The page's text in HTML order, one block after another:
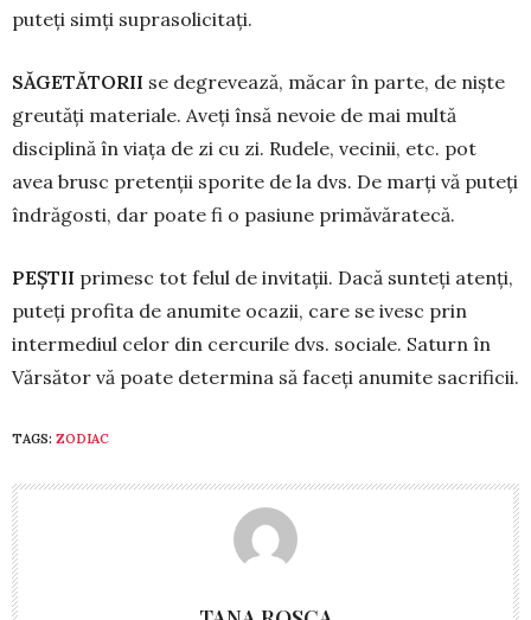
puteți sim­ți suprasolicitați.
SĂGETĂTORII se degrevează, măcar în parte, de niște
greutăți materiale. Aveți însă nevoie de mai multă
disciplină în viața de zi cu zi. Rudele, vecinii, etc. pot
avea brusc pre­tenții sporite de la dvs. De marți vă puteți
îndrăgosti, dar poate fi o pasiune primăvăratecă.
PEȘTII primesc tot felul de invitații. Dacă sunteți atenți,
puteți profita de anumite ocazii, care se ivesc prin
intermediul celor din cercurile dvs. sociale. Saturn în
Vărsător vă poate determina să faceți anumite sacrificii.
TAGS: ZODIAC